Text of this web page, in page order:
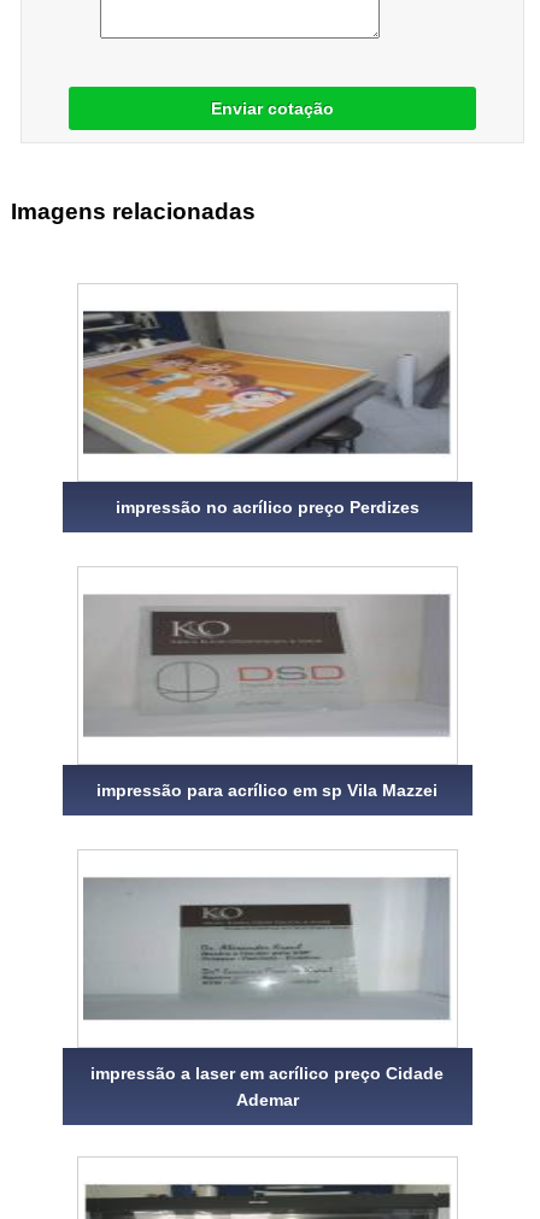
Enviar cotação
Imagens relacionadas
impressão no acrílico preço Perdizes
impressão para acrílico em sp Vila Mazzei
impressão a laser em acrílico preço Cidade
Ademar